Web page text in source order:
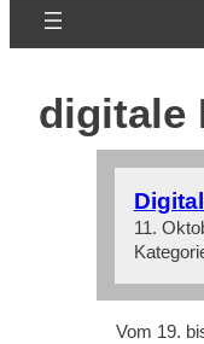
digitale
11.
Vom 19.